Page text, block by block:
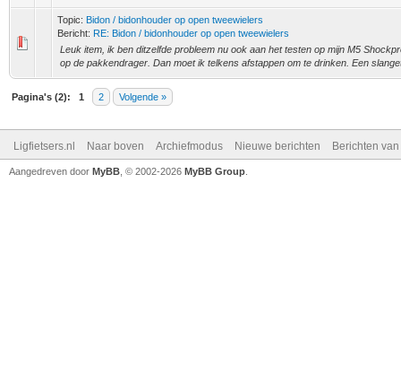
Topic: Bidon / bidonhouder op open tweewielers
Bericht: RE: Bidon / bidonhouder op open tweewielers
Leuk item, ik ben ditzelfde probleem nu ook aan het testen op mijn M5
op de pakkendrager. Dan moet ik telkens afstappen om te drinken. Een
Pagina's (2): 1 2 Volgende »
Ligfietsers.nl Naar boven Archiefmodus Nieuwe berichten Berichten
Aangedreven door MyBB , © 2002-2026 MyBB Group